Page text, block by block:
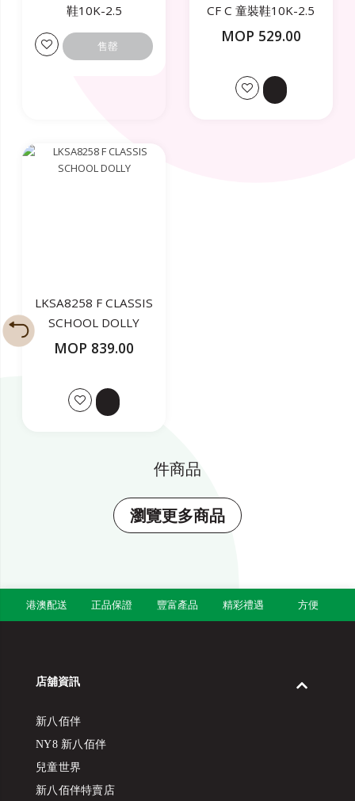
鞋10K-2.5
售罄
CF C 童裝鞋10K-2.5
MOP 529.00
LKSA8258 F CLASSIS
SCHOOL DOLLY
MOP 839.00
件商品
瀏覽更多商品
港澳配送 正品保證 豐富產品 精彩禮遇 方便
店舖資訊
新八佰伴
NY8 新八佰伴
兒童世界
新八佰伴特賣店